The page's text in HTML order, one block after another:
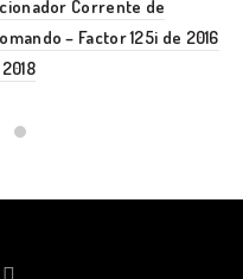
Corrente de
– Factor 125i de 2016